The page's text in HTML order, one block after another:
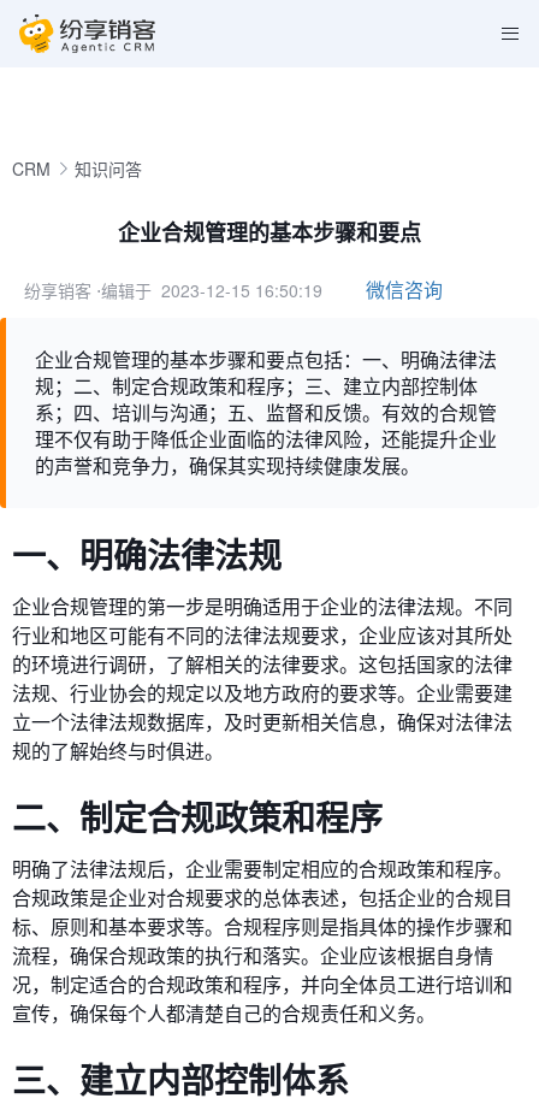
CRM 知识问答
企业合规管理的基本步骤和要点
纷享销客 ⋅编辑于 2023-12-15 16:50:19 微信咨询
企业合规管理的基本步骤和要点包括：一、明确法律法
规；二、制定合规政策和程序；三、建立内部控制体
系；四、培训与沟通；五、监督和反馈。有效的合规管
理不仅有助于降低企业面临的法律风险，还能提升企业
的声誉和竞争力，确保其实现持续健康发展。
一、明确法律法规
企业合规管理的第一步是明确适用于企业的法律法规。不同
行业和地区可能有不同的法律法规要求，企业应该对其所处
的环境进行调研，了解相关的法律要求。这包括国家的法律
法规、行业协会的规定以及地方政府的要求等。企业需要建
立一个法律法规数据库，及时更新相关信息，确保对法律法
规的了解始终与时俱进。
二、制定合规政策和程序
明确了法律法规后，企业需要制定相应的合规政策和程序。
合规政策是企业对合规要求的总体表述，包括企业的合规目
标、原则和基本要求等。合规程序则是指具体的操作步骤和
流程，确保合规政策的执行和落实。企业应该根据自身情
况，制定适合的合规政策和程序，并向全体员工进行培训和
宣传，确保每个人都清楚自己的合规责任和义务。
三、建立内部控制体系